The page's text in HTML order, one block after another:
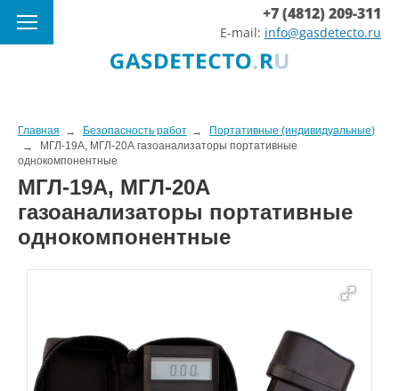
+7 (4812) 209-311
E-mail: info@gasdetecto.ru
Главная Безопасность работ
Портативные (индивидуальные)
МГЛ-19А, МГЛ-20А газоанализаторы портативные
однокомпонентные
МГЛ-19А, МГЛ-20А
газоанализаторы портативные
однокомпонентные